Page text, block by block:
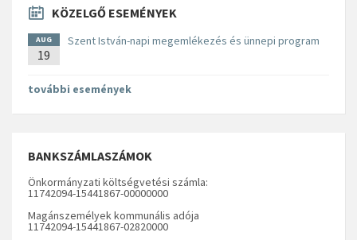
KÖZELGŐ ESEMÉNYEK
AUG
19
Szent István-napi megemlékezés és ünnepi program
további események
BANKSZÁMLASZÁMOK
Önkormányzati költségvetési számla:
11742094-15441867-00000000
Magánszemélyek kommunális adója
11742094-15441867-02820000